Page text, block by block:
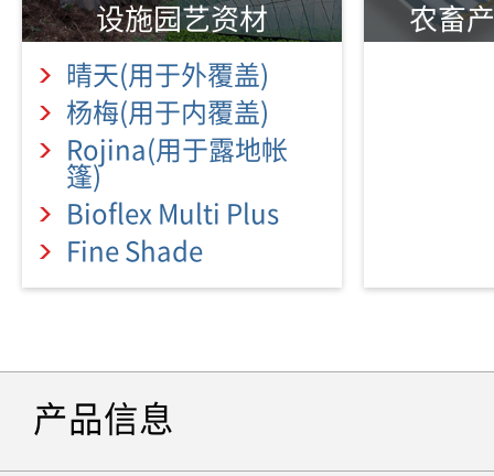
设施园艺资材
晴天(用于外覆盖)
杨梅(用于内覆盖)
Rojina(用于露地帐
篷)
Bioflex Multi Plus
Fine Shade
农畜
产品信息